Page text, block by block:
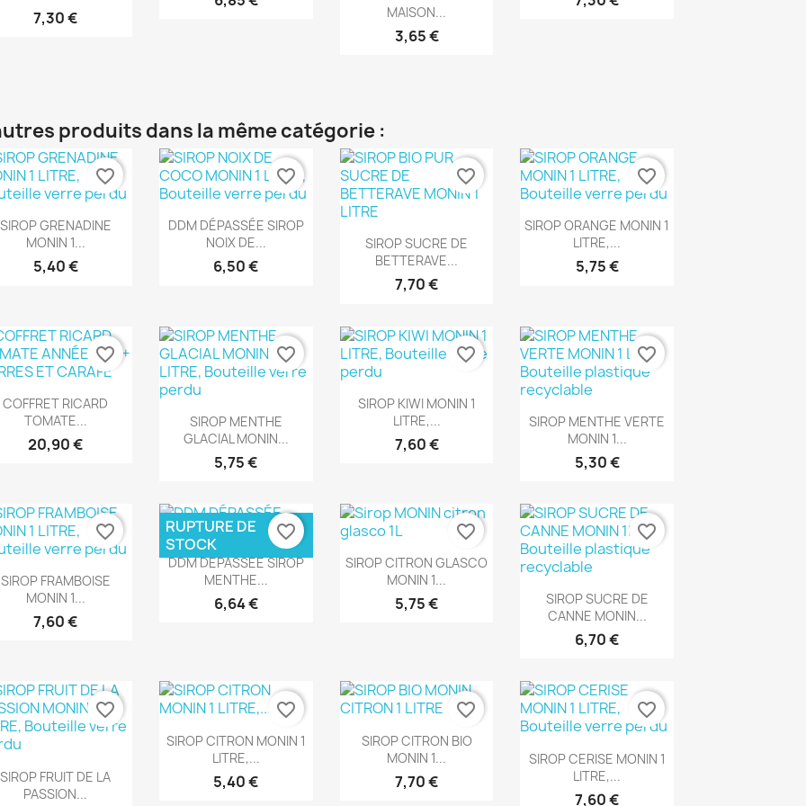
7,30 €
MAISON...
3,65 €
produits dans la même catégorie :
Aperçu rapide
SIROP GRENADINE
MONIN 1...
5,40 €
favorite_border
Aperçu rapide
DDM DÉPASSÉE SIROP
NOIX DE...
6,50 €
favorite_border
Aperçu rapide
SIROP SUCRE DE
BETTERAVE...
7,70 €
favorite_border
Aperçu rapide
SIROP ORANGE MONIN 1
LITRE,...
5,75 €
favorite_border
Aperçu rapide
COFFRET RICARD
TOMATE...
20,90 €
favorite_border
Aperçu rapide
SIROP MENTHE
GLACIAL MONIN...
5,75 €
favorite_border
Aperçu rapide
SIROP KIWI MONIN 1
LITRE,...
7,60 €
favorite_border
Aperçu rapide
SIROP MENTHE VERTE
MONIN 1...
5,30 €
favorite_border
Aperçu rapide
SIROP FRAMBOISE
MONIN 1...
7,60 €
favorite_border
Aperçu rapide
DDM DÉPASSÉE SIROP
MENTHE...
6,64 €
RUPTURE DE
STOCK
favorite_border
Aperçu rapide
SIROP CITRON GLASCO
MONIN 1...
5,75 €
favorite_border
Aperçu rapide
SIROP SUCRE DE
CANNE MONIN...
6,70 €
favorite_border
Aperçu rapide
SIROP FRUIT DE LA
PASSION...
favorite_border
Aperçu rapide
SIROP CITRON MONIN 1
LITRE,...
5,40 €
favorite_border
Aperçu rapide
SIROP CITRON BIO
MONIN 1...
7,70 €
favorite_border
Aperçu rapide
SIROP CERISE MONIN 1
LITRE,...
7,60 €
favorite_border